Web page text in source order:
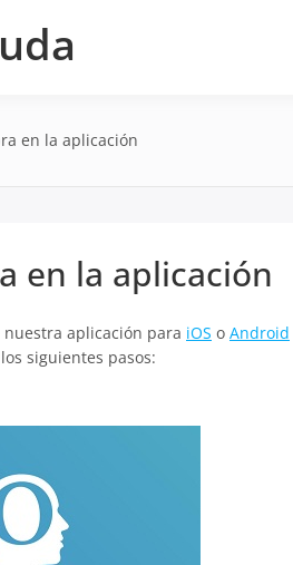
en la aplicación
en la aplicación
nuestra aplicación para iOS o Android
siguientes pasos: